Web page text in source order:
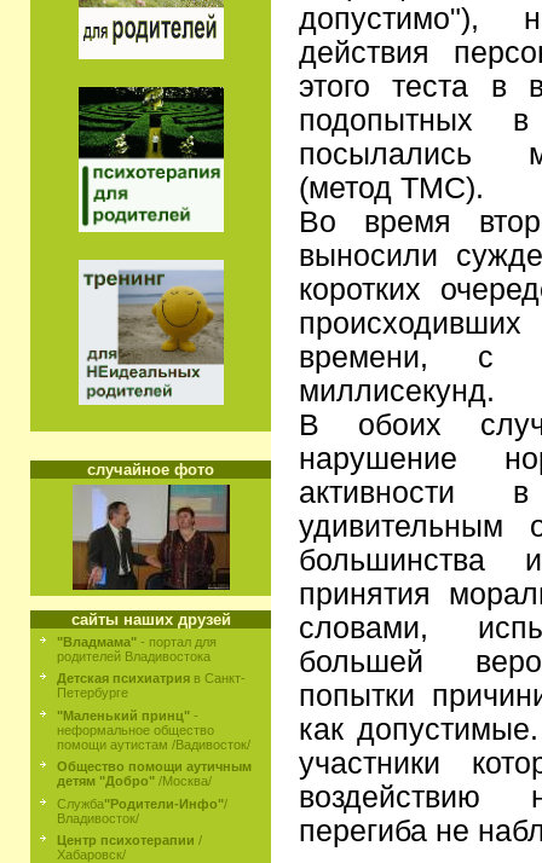
случайное фото
сайты наших друзей
"Владмама" - портал для
родителей Владивостока
Детская психиатрия в Санкт-
Петербурге
"Маленький принц" -
неформальное общество
помощи аутистам /Вадивосток/
Общество помощи аутичным
детям "Добро" /Москва/
Служба"Родители-Инфо"/
Владивосток/
Центр психотерапии /
Хабаровск/
допустимо"),
действия
этого теста в
подопытных
посылались
(метод ТМС).
Во время
выносили
коротких
времени, с
миллисекунд.
В обоих
нарушение
удивительным
большинства
принятия
словами,
большей
попытки
как
участники
воздействию
перегиба не